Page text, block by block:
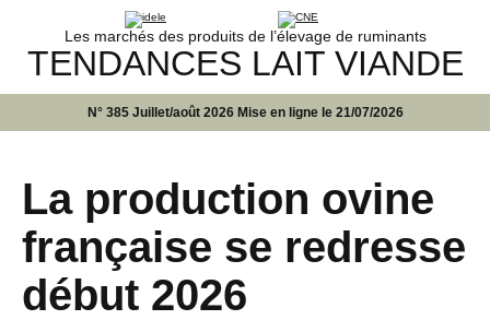
Les marchés des produits de l’élevage de ruminants
TENDANCES LAIT VIANDE
N° 385 Juillet/août 2026 Mise en ligne le 21/07/2026
La production ovine
française se redresse
début 2026